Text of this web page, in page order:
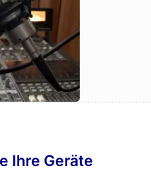
Ihre Geräte